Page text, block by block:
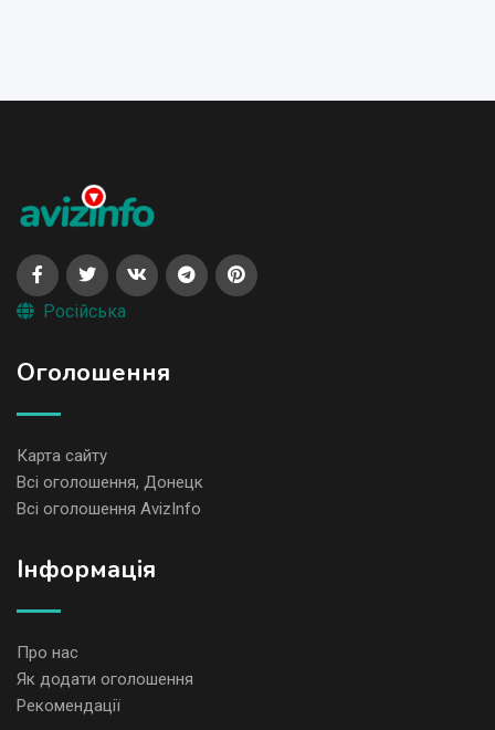
Російська
Оголошення
Карта сайту
Всі оголошення, Донецк
Всі оголошення AvizInfo
Iнформація
Про нас
Як додати оголошення
Рекомендації